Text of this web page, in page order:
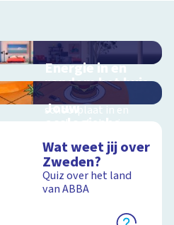
Energie in en
rondom het huis
Interactieve
schoolplaat in en
rondom het huis
Schoolplaat
Jouw
ecologische
voetafdruk
Ontdek hoe jouw
levensstijl invloed
heeft op de aarde
Wat weet jij over
Zweden?
Quiz over het land
van ABBA